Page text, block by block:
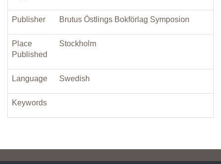
Publisher Brutus Östlings Bokförlag Symposion
Place
Published
Stockholm
Language Swedish
Keywords